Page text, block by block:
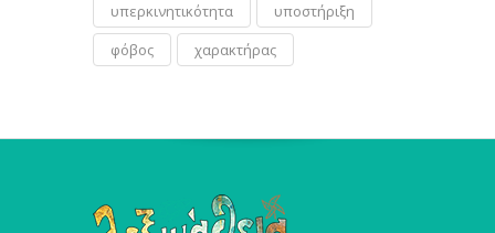
υπερκινητικότητα
υποστήριξη
φόβος
χαρακτήρας